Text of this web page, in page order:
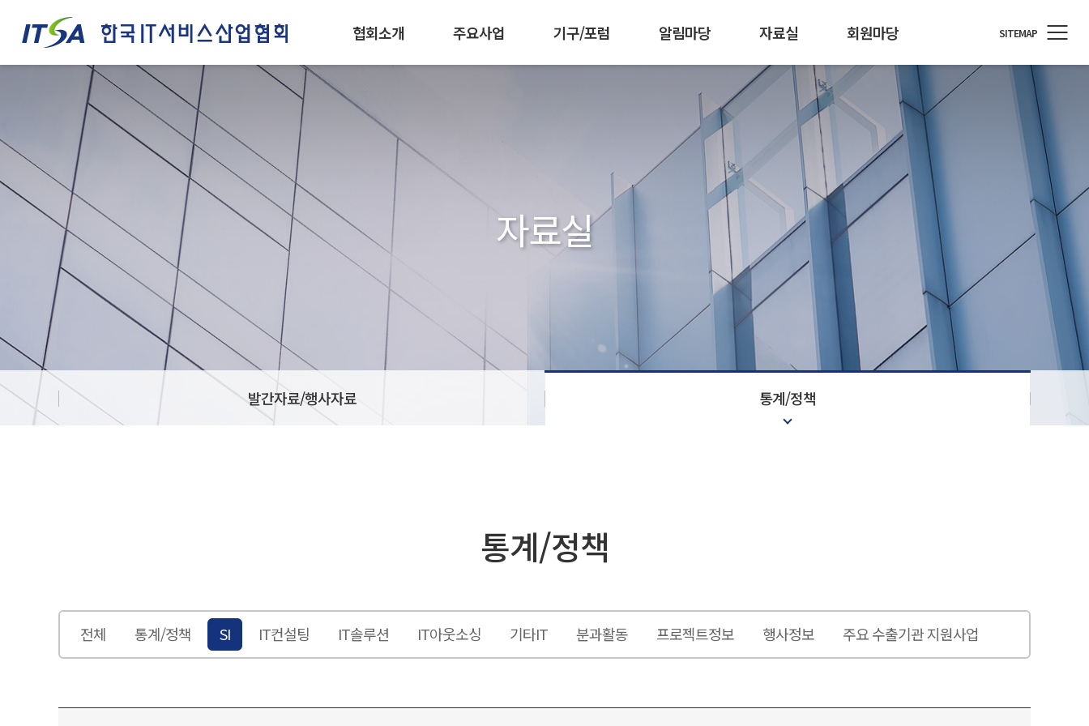
협회소개
인사말 설립목적/연혁
주요사업
IT서비스산업 경쟁력 강화 공동구매
기구/포럼
IT서비스 정책기획협의회 한국소프트웨어측정원 개인정보 기술포럼
알림마당
ICT소식 뉴스레터
자료실
발간자료/행사자료 통계/정책
회원마당
회원사 소개 회원사 지원 회원사 소식
SITEMAP
자료실
발간자료/행사자료 통계/정책
통계/정책
전체 통계/정책 SI IT컨설팅 IT솔루션 IT아웃소싱 기타IT 분과활동 프로젝트정보 행사정보 주요 수출기관 지원사업